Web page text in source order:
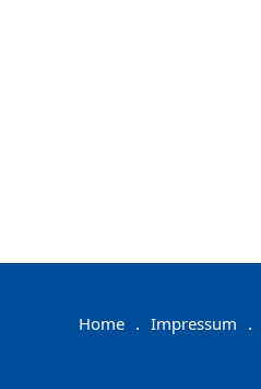
Home . Impressum .